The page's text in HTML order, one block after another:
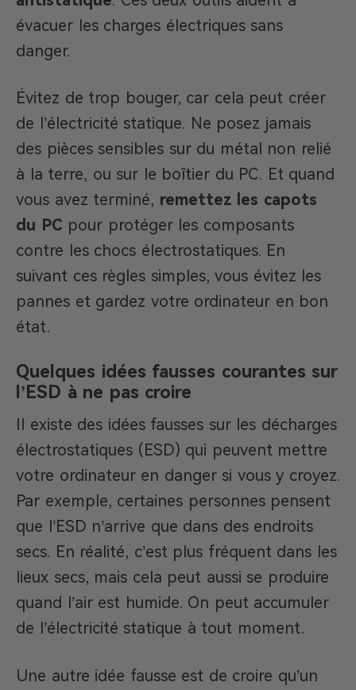
évacuer les charges électriques sans
danger.
Évitez de trop bouger, car cela peut créer
de l’électricité statique. Ne posez jamais
des pièces sensibles sur du métal non relié
à la terre, ou sur le boîtier du PC. Et quand
vous avez terminé, remettez les capots
du PC pour protéger les composants
contre les chocs électrostatiques. En
suivant ces règles simples, vous évitez les
pannes et gardez votre ordinateur en bon
état.
Quelques idées fausses courantes sur
l’ESD à ne pas croire
Il existe des idées fausses sur les décharges
électrostatiques (ESD) qui peuvent mettre
votre ordinateur en danger si vous y croyez.
Par exemple, certaines personnes pensent
que l’ESD n’arrive que dans des endroits
secs. En réalité, c’est plus fréquent dans les
lieux secs, mais cela peut aussi se produire
quand l’air est humide. On peut accumuler
de l’électricité statique à tout moment.
Une autre idée fausse est de croire qu’un